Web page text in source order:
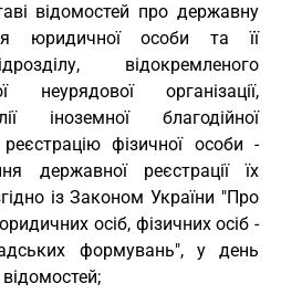
відомостей про державну
юридичної особи та її
відокремленого
неурядової організації,
іноземної благодійної
реєстрацію фізичної особи -
державної реєстрації їх
із Законом України "Про
осіб, фізичних осіб -
формувань", у день